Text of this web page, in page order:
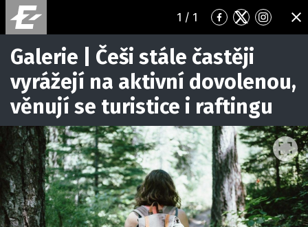
1 / 1
Přejít
na
Facebook
Přejít
na
Twitter
Přejít
na
Galerie | Češi stále častěji
vyrážejí na aktivní dovolenou,
věnují se turistice i raftingu